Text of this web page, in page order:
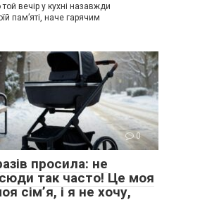
вечір у кухні назавжди
пам’яті, наче гарячим
0
просила: не
так часто! Це моя
сім’я, і я не хочу,